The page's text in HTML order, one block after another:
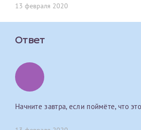
13 февраля 2020
Ответ
Начните завтра, если поймёте, что
Прикрепить файлы
Номер медицинской карты МЦРМ
Выберите специальность врача
Далее
принята». Если письмо не поступит, пожалуйста,
Заявление
Прошу выдать справку об оказанных
следующим пациентам:
Фамилия*
Имя*